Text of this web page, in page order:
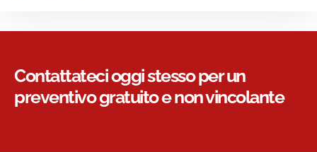
Contattateci oggi stesso per un
preventivo gratuito e non vincolante